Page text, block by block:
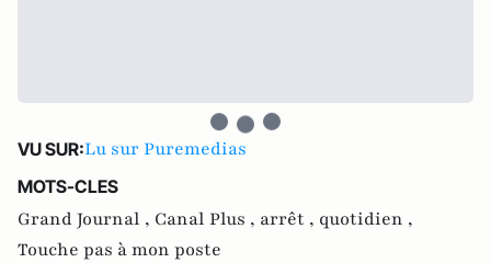
VU SUR:Lu sur Puremedias
MOTS-CLES
Grand Journal , Canal Plus , arrêt , quotidien ,
Touche pas à mon poste